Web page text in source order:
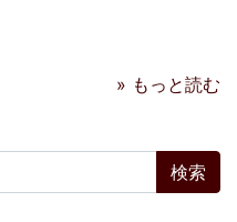
» もっと読む